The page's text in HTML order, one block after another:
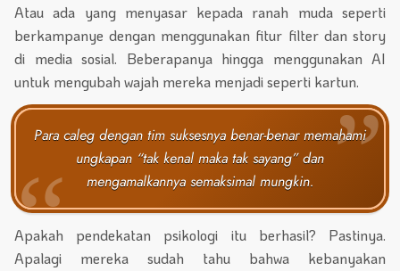
Atau ada yang menyasar kepada ranah muda seperti
berkampanye dengan menggunakan fitur filter dan story
di media sosial. Beberapanya hingga menggunakan AI
untuk mengubah wajah mereka menjadi seperti kartun.
Para caleg dengan tim suksesnya benar-benar memahami
ungkapan “tak kenal maka tak sayang” dan
mengamalkannya semaksimal mungkin.
Apakah pendekatan psikologi itu berhasil? Pastinya.
Apalagi mereka sudah tahu bahwa kebanyakan